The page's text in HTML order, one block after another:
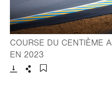
COURSE DU CENTIÈME
EN 2023- Ouvrir la lightbox